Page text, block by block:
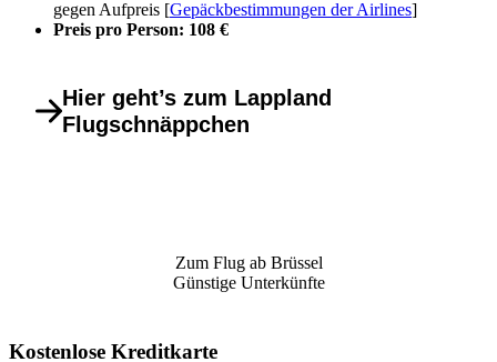
gegen Aufpreis [Gepäckbestimmungen der Airlines]
Preis pro Person: 108 €
Hier geht’s zum Lappland
Flugschnäppchen
Zum Flug ab Brüssel
Günstige Unterkünfte
Kostenlose Kreditkarte